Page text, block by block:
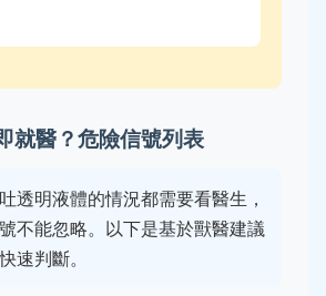
就醫？危險信號列表
透明液體的情況都需要看醫生，
不能忽略。以下是基於獸醫建議
速判斷。